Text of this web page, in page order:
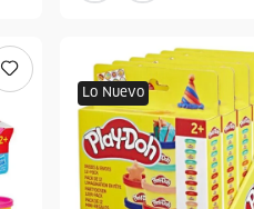
Lo Nuevo